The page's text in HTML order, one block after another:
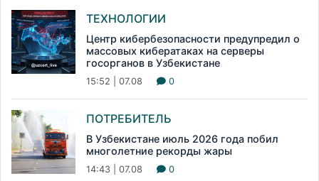
ТЕХНОЛОГИИ
Центр кибербезопасности предупредил о
массовых кибератаках на серверы
госорганов в Узбекистане
15:52 | 07.08 0
ПОТРЕБИТЕЛЬ
В Узбекистане июль 2026 года побил
многолетние рекорды жары
14:43 | 07.08 0